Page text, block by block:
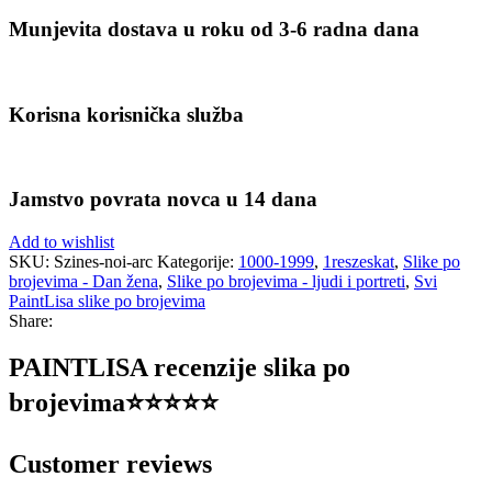
Munjevita dostava u roku od 3-6 radna dana
Korisna korisnička služba
Jamstvo povrata novca u 14 dana
Add to wishlist
SKU: Szines-noi-arc Kategorije: 1000-1999, 1reszeskat, Slike po
brojevima - Dan žena, Slike po brojevima - ljudi i portreti, Svi
PaintLisa slike po brojevima
Share:
PAINTLISA recenzije slika po
brojevima⭐️⭐️⭐️⭐️⭐️
Customer reviews